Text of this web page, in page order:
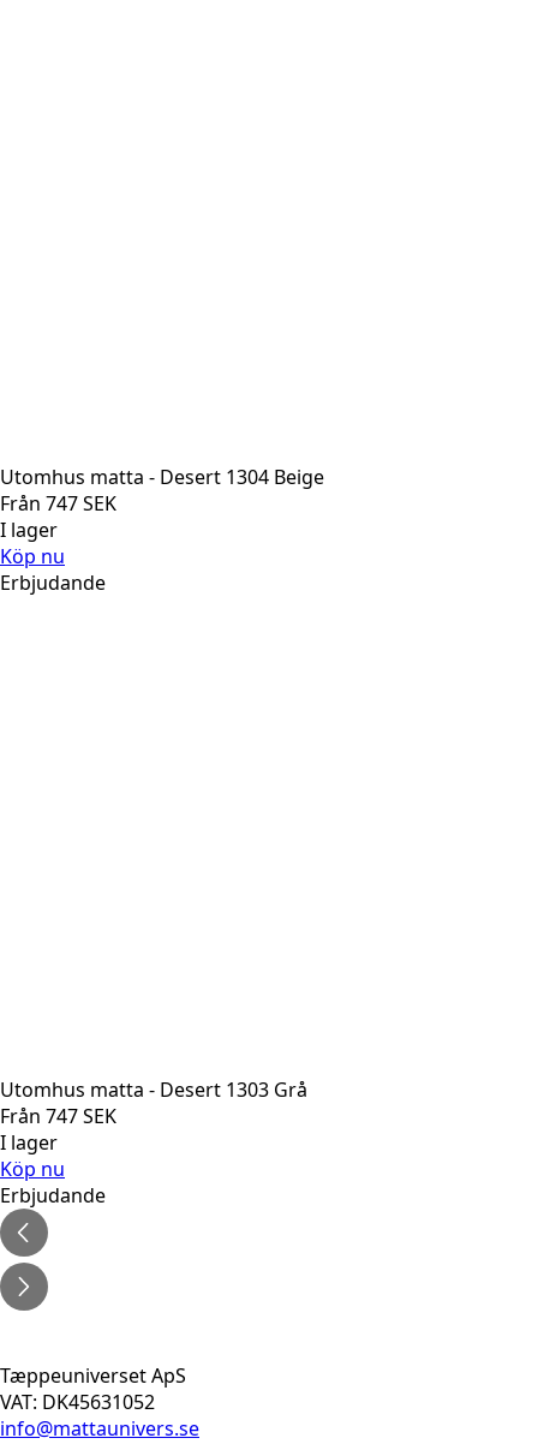
Utomhus matta - Desert 1304 Beige
Från 747SEK
I lager
Köp nu
Erbjudande
Utomhus matta - Desert 1303 Grå
Från 747SEK
I lager
Köp nu
Erbjudande
Tæppeuniverset ApS
VAT: DK45631052
info@mattaunivers.se